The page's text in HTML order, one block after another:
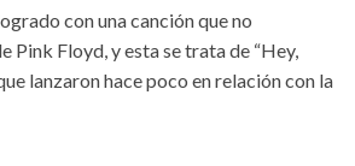
con una canción que no
Pink Floyd, y esta se trata de “Hey,
lanzaron hace poco en relación con la